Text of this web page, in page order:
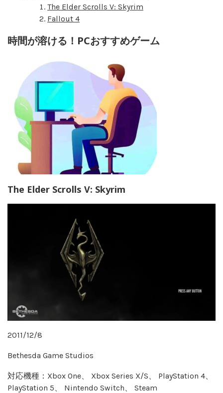
The Elder Scrolls V: Skyrim
Fallout 4
時間が溶ける！PCおすすめゲーム
The Elder Scrolls V: Skyrim
2011/12/8
Bethesda Game Studios
対応機種：Xbox One、 Xbox Series X/S、 PlayStation 4、
PlayStation 5、 Nintendo Switch、 Steam